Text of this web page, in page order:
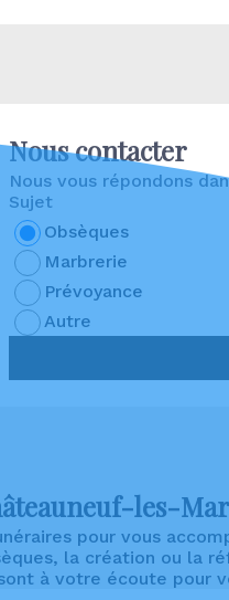
Audrey Canavèse
grand merci à toute
et votre
organisé avec beaucoup
a beaucoup aidés.
Nous contacter
Nous vous répondons
Sujet
Obsèques
Marbrerie
Prévoyance
Autre
les-
pour vous
la création ou la
à votre écoute pour